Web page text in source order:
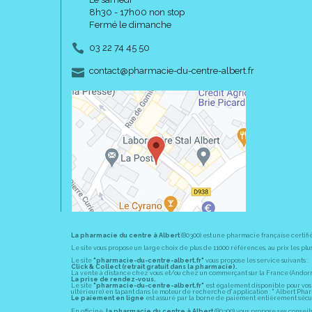
8h30 - 17h00 non stop
Fermé le dimanche
03 22 74 45 50
contact-
@-
pharmacie-du-centre-albert.fr
La pharmacie du centre à Albert (80300) est une pharmacie française
Le site vous propose un large choix de plus de 11000 références, au prix les
Le site "pharmacie-du-centre-albert.fr" vous propose les service suivants :
Click & Collect (retrait gratuit dans la pharmacie).
La vente à distance chez vous et/ou chez un commerçant sur la France
La prise de rendez-vous.
Le site "pharmacie-du-centre-albert.fr" est également disponible pour vos
ultérieure) en tapant dans le moteur de recherche d' application : " Albert
Le paiement en ligne est assuré par la borne de paiement entièrement